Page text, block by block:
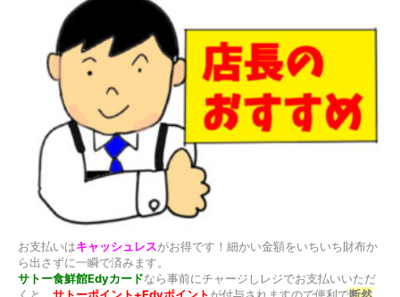
お支払いはキャッシュレスがお得です！細かい金額をいちいち財布か
ら出さずに一瞬で済みます。
サトー食鮮館Edyカードなら事前にチャージしレジでお支払いいただ
くと、 サトーポイント+Edyポイントが付与されますので便利で断然